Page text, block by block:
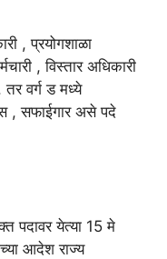
, प्रयोगशाळा
, विस्तार अधिकारी
वर्ग ड मध्ये
, सफाईगार असे पदे
पदावर येत्या 15 मे
आदेश राज्य